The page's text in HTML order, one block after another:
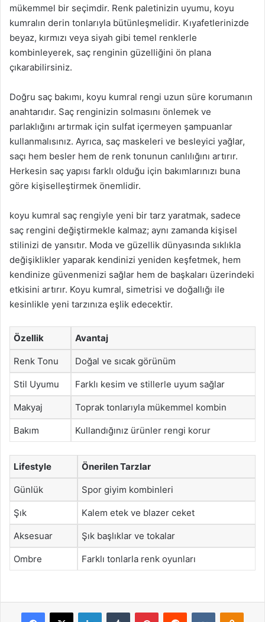
mükemmel bir seçimdir. Renk paletinizin uyumu, koyu
kumralın derin tonlarıyla bütünleşmelidir. Kıyafetlerinizde
beyaz, kırmızı veya siyah gibi temel renklerle
kombinleyerek, saç renginin güzelliğini ön plana
çıkarabilirsiniz.
Doğru saç bakımı, koyu kumral rengi uzun süre korumanın
anahtarıdır. Saç renginizin solmasını önlemek ve
parlaklığını artırmak için sulfat içermeyen şampuanlar
kullanmalısınız. Ayrıca, saç maskeleri ve besleyici yağlar,
saçı hem besler hem de renk tonunun canlılığını artırır.
Herkesin saç yapısı farklı olduğu için bakımlarınızı buna
göre kişiselleştirmek önemlidir.
koyu kumral saç rengiyle yeni bir tarz yaratmak, sadece
saç rengini değiştirmekle kalmaz; aynı zamanda kişisel
stilinizi de yansıtır. Moda ve güzellik dünyasında sıklıkla
değişiklikler yaparak kendinizi yeniden keşfetmek, hem
kendinize güvenmenizi sağlar hem de başkaları üzerindeki
etkisini artırır. Koyu kumral, simetrisi ve doğallığı ile
kesinlikle yeni tarzınıza eşlik edecektir.
Özellik Avantaj
Renk Tonu Doğal ve sıcak görünüm
Stil Uyumu Farklı kesim ve stillerle uyum sağlar
Makyaj Toprak tonlarıyla mükemmel kombin
Bakım Kullandığınız ürünler rengi korur
Lifestyle Önerilen Tarzlar
Günlük Spor giyim kombinleri
Şık Kalem etek ve blazer ceket
Aksesuar Şık başlıklar ve tokalar
Ombre Farklı tonlarla renk oyunları
Facebook
X LinkedInTumblr PinterestReddit VKontakte